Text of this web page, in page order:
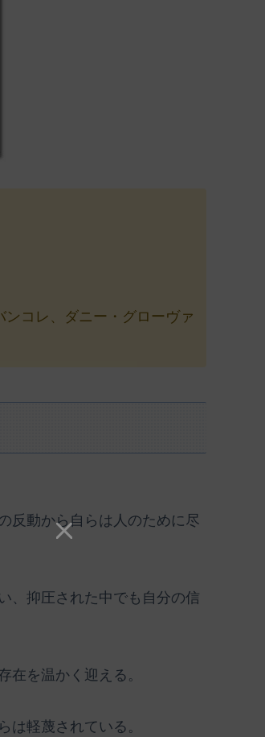
コレ、ダニー・グローヴァ
反動から自らは人のために尽
、抑圧された中でも自分の信
在を温かく迎える。
は軽蔑されている。